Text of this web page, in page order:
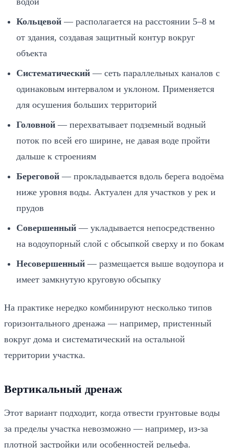
Кольцевой — располагается на расстоянии 5–8 м
от здания, создавая защитный контур вокруг
объекта
Систематический — сеть параллельных каналов с
одинаковым интервалом и уклоном. Применяется
для осушения больших территорий
Головной — перехватывает подземный водный
поток по всей его ширине, не давая воде пройти
дальше к строениям
Береговой — прокладывается вдоль берега водоёма
ниже уровня воды. Актуален для участков у рек и
прудов
Совершенный — укладывается непосредственно
на водоупорный слой с обсыпкой сверху и по бокам
Несовершенный — размещается выше водоупора и
имеет замкнутую круговую обсыпку
На практике нередко комбинируют несколько типов
горизонтального дренажа — например, пристенный
вокруг дома и систематический на остальной
территории участка.
Вертикальный дренаж
Этот вариант подходит, когда отвести грунтовые воды
за пределы участка невозможно — например, из-за
плотной застройки или особенностей рельефа.